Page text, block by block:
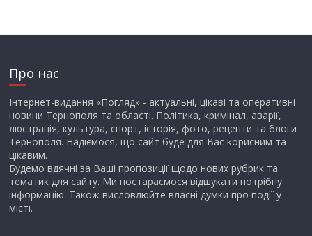
Про нас
Інтернет-видання «Погляд» - актуальні, цікаві та оперативні
новини Тернополя та області. Політика, кримінал, аварії,
люстрація, культура, спорт, історія, фото, рецепти та блоги
Тернополя. Надіємося, що сайт буде для Вас корисним та
цікавим.
Будемо вдячні за Ваші пропозиції щодо нових рубрик та
тематик для сайту. Ми постараємося відшукати потрібну
інформацію. Також висловлюйте власні думки про події у
місті.